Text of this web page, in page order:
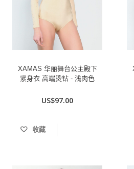
XAMAS 华丽舞台公主殿下
紧身衣 高端烫钻 - 浅肉色
US$97.00
收藏